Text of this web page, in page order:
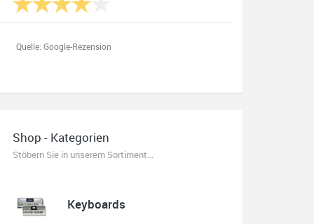
Quelle: Google-Rezension
Habe mir heute eine E-Gitarre und einen Amp gekauft.
Erstklassige Beratung vom Chef. Hier fühlt man sich
aufgehoben. Finger weg vom Internet. Kauft beim
Fachmann zu guten Konditionen. Es zahlt sich aus.
Shop - Kategorien
Stöbern Sie in unserem Sortiment...
Keyboards